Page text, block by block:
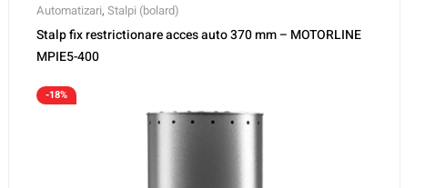
Automatizari, Stalpi (bolard)
Stalp fix restrictionare acces auto 370 mm – MOTORLINE
MPIE5-400
-18%